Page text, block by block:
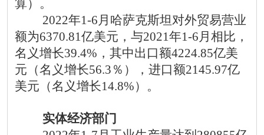
算）。
2022年1-6月哈萨克斯坦对外贸易营业
额为6370.81亿美元，与2021年1-6月相比，
名义增长39.4%，其中出口额4224.85亿美
元（名义增长56.3％），进口额2145.97亿
美元（名义增长14.8%）。
实体经济部门